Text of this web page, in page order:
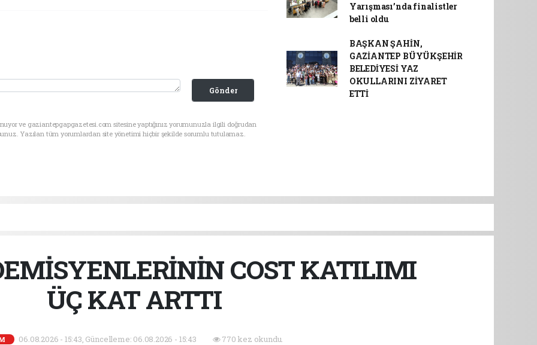
Gönder
ve gaziantepgapgazetesi.com sitesine yaptığınız yorumunuzla ilgili doğrudan
Yazılan tüm yorumlardan site yönetimi hiçbir şekilde sorumlu tutulamaz.
Yarışması’nda finalistler
belli oldu
BAŞKAN ŞAHİN,
GAZİANTEP BÜYÜKŞEHİR
BELEDİYESİ YAZ
OKULLARINI ZİYARET
ETTİ
COST KATILIMI
ÜÇ KAT ARTTI
06.08.2026 - 15:43, Güncelleme: 06.08.2026 - 15:43 770 kez okundu.